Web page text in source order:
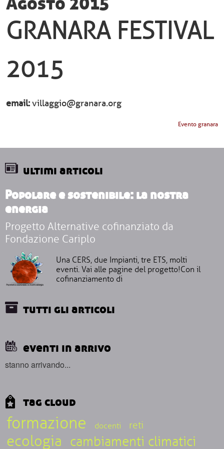
GRANARA FESTIVAL
2015
email villaggio@granara.org
Evento granara
ultimi articoli
Popolare e sostenibile: la nostra
energia
Progetto Alternative cofinanziato da
Fondazione Cariplo
Una CERS, due Impianti, tre ETS, molti
eventi. Vai alle pagine del progetto!Con il
cofinanziamento di
tutti gli articoli
eventi in arrivo
stanno arrivando...
tag cloud
formazione docenti reti
ecologia cambiamenti climatici